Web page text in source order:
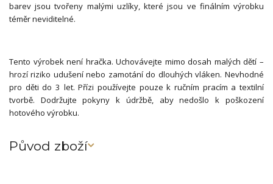
barev jsou tvořeny malými uzlíky, které jsou ve finálním výrobku
téměr neviditelné.
Tento výrobek není hračka. Uchovávejte mimo dosah malých dětí –
hrozí riziko udušení nebo zamotání do dlouhých vláken. Nevhodné
pro děti do 3 let. Přízi používejte pouze k ručním pracím a textilní
tvorbě. Dodržujte pokyny k údržbě, aby nedošlo k poškození
hotového výrobku.
Původ zboží